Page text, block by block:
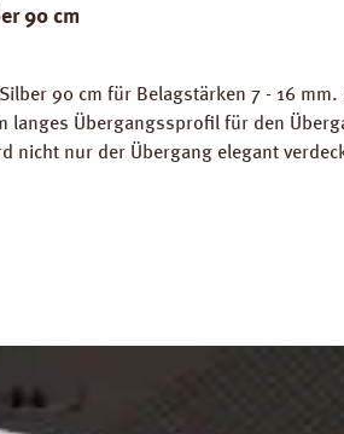
90 cm
90 cm für Belagstärken 7 - 16
langes Übergangssprofil für den
nicht nur der Übergang elegant